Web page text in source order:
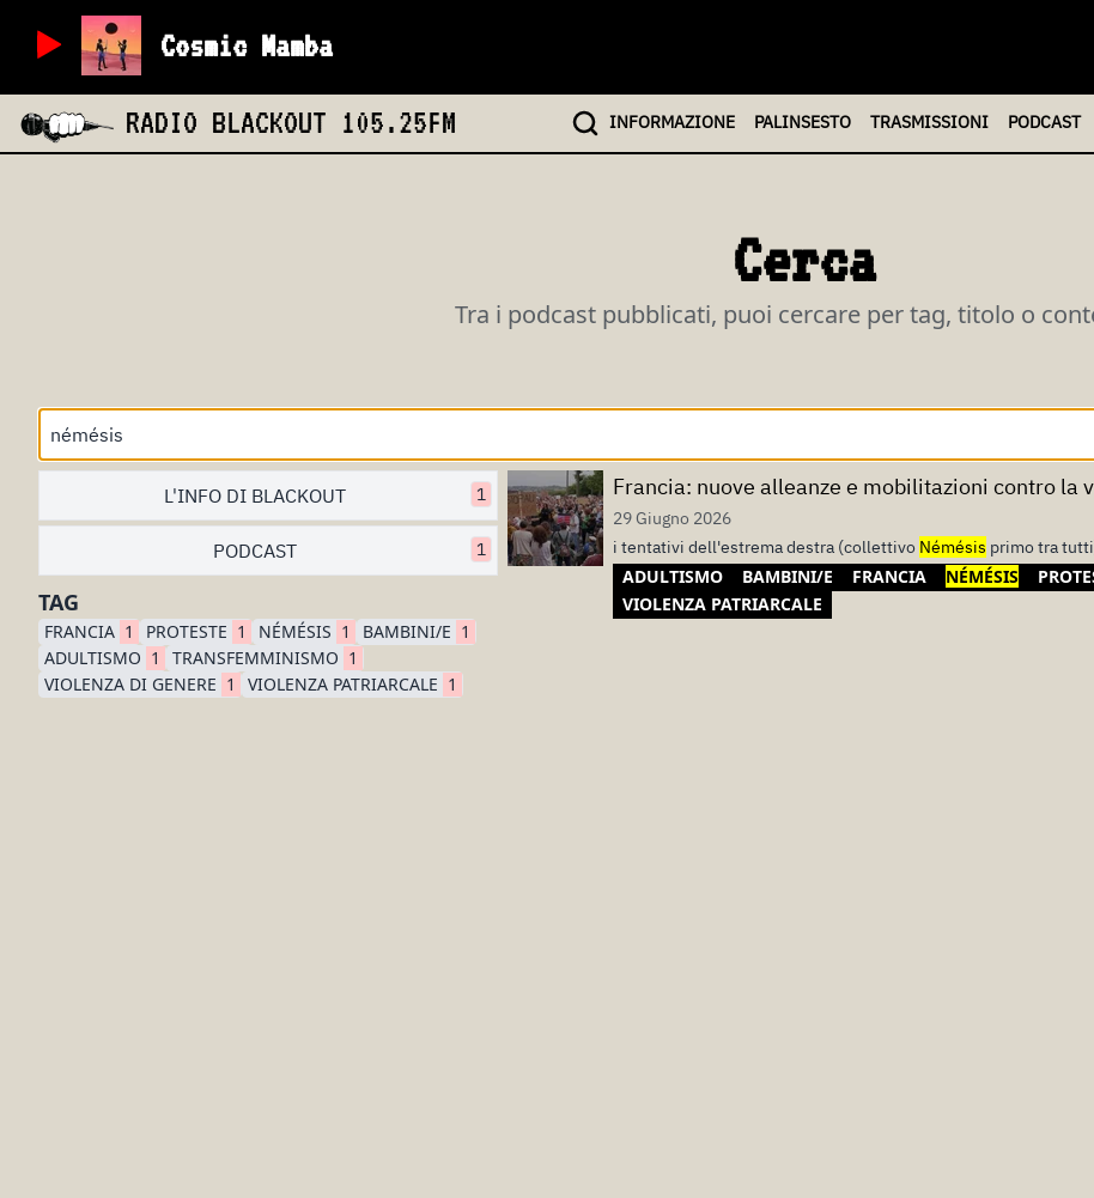
Cosmic Mamba
RADIO BLACKOUT 105.25FM INFORMAZIONE PALINSESTO TRASMISSIONI PODCAST
Cerca
Tra i podcast pubblicati, puoi cercare per tag, titolo o
L'INFO DI BLACKOUT 1
PODCAST 1
TAG
FRANCIA 1 PROTESTE 1 NÉMÉSIS 1 BAMBINI/E 1
ADULTISMO 1 TRANSFEMMINISMO 1
VIOLENZA DI GENERE 1 VIOLENZA PATRIARCALE 1
29 Giugno 2026
i tentativi dell'estrema destra (collettivo Némésis primo tra
ADULTISMO BAMBINI/E FRANCIA NÉMÉSIS
VIOLENZA PATRIARCALE